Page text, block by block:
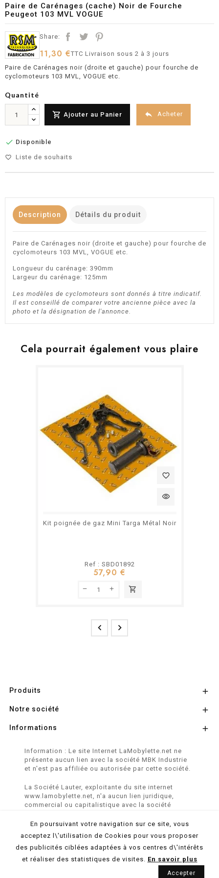
Paire de Carénages (cache) Noir de Fourche
Peugeot 103 MVL VOGUE
Share:
11,30 €TTCLivraison sous 2 à 3 jours
Paire de Carénages noir (droite et gauche) pour fourche de
cyclomoteurs 103 MVL, VOGUE etc.
Quantité
 Ajouter au Panier  Acheter
 Disponible
favorite_border Liste de souhaits
Description Détails du produit
Paire de Carénages noir (droite et gauche) pour fourche de
cyclomoteurs 103 MVL, VOGUE etc.
Longueur du carénage: 390mm
Largeur du carénage: 125mm
Les modèles de cyclomoteurs sont donnés à titre indicatif.
Il est conseillé de comparer votre ancienne pièce avec la
photo et la désignation de l'annonce.
Cela pourrait également vous plaire
favorite_border
visibility
Kit poignée de gaz Mini Targa Métal Noir
Ref : SBD01892
57,90 €
shopping_cart
 
Produits 
Notre société 
Informations 
Information : Le site Internet LaMobylette.net ne
présente aucun lien avec la société MBK Industrie
et n'est pas affiliée ou autorisée par cette société.
La Société Lauter, exploitante du site internet
www.lamobylette.net, n'a aucun lien juridique,
commercial ou capitalistique avec la société
marques SOLEX, VELOSOLEX, SOLEXINE et E-
© 2026 LaMobylette.Net - Réalisation : ProduNet Informatique
En poursuivant votre navigation sur ce site, vous
acceptez l\'utilisation de Cookies pour vous proposer
des publicités ciblées adaptées à vos centres d\'intérêts
et réaliser des statistiques de visites. En savoir plus
Accepter